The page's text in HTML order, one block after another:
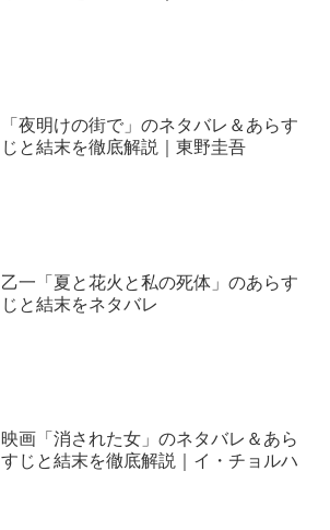
「夜明けの街で」のネタバレ＆あらす
じと結末を徹底解説｜東野圭吾
乙一「夏と花火と私の死体」のあらす
じと結末をネタバレ
映画「消された女」のネタバレ＆あら
すじと結末を徹底解説｜イ・チョルハ